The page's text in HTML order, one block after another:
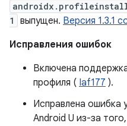
1
выпущен. Версия 1.3.1
Исправления ошибок
Включена
профиля ( Iaf177 ).
Исправлена ​​ошибка
Android U из-за